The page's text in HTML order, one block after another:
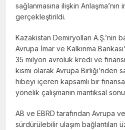
sağlanmasına ilişkin Anlaşma’nın
gerçekleştirildi.
Kazakistan Demiryolları A.Ş.’nin
Avrupa İmar ve Kalkınma
35 milyon avroluk kredi ve
kısmı olarak Avrupa Birliği’nden
hibeyi içeren kapsamlı bir
yönelik çalışmanın mantıksal
AB ve EBRD tarafından Avrupa
sürdürülebilir ulaşım